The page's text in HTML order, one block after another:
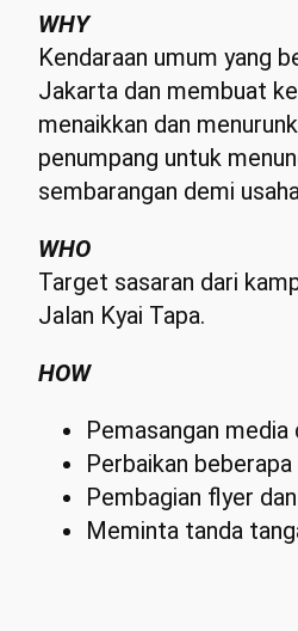
WHY
Kendaraan umum yang
Jakarta dan membuat
menaikkan dan
penumpang untuk
sembarangan demi
WHO
Target sasaran dari
Jalan Kyai Tapa.
HOW
Pemasangan
Perbaikan
Pembagian flyer
Meminta tanda